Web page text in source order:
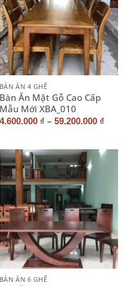
BÀN ĂN 4 GHẾ
Bàn Ăn Mặt Gỗ Cao Cấp
Mẫu Mới XBA_010
4.600.000 ₫ – 59.200.000 ₫
BÀN ĂN 6 GHẾ